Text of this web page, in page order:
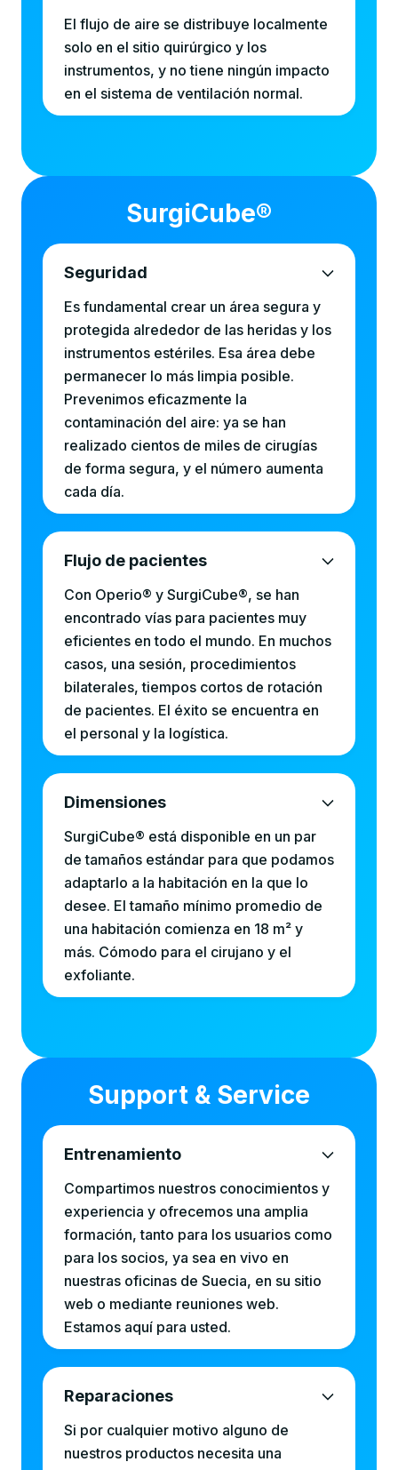
El flujo de aire se distribuye localmente
solo en el sitio quirúrgico y los
instrumentos, y no tiene ningún impacto
en el sistema de ventilación normal.
SurgiCube®
Seguridad
Es fundamental crear un área segura y
protegida alrededor de las heridas y los
instrumentos estériles. Esa área debe
permanecer lo más limpia posible.
Prevenimos eficazmente la
contaminación del aire: ya se han
realizado cientos de miles de cirugías
de forma segura, y el número aumenta
cada día.
Flujo de pacientes
Con Operio® y SurgiCube®, se han
encontrado vías para pacientes muy
eficientes en todo el mundo. En muchos
casos, una sesión, procedimientos
bilaterales, tiempos cortos de rotación
de pacientes. El éxito se encuentra en
el personal y la logística.
Dimensiones
SurgiCube® está disponible en un par
de tamaños estándar para que podamos
adaptarlo a la habitación en la que lo
desee. El tamaño mínimo promedio de
una habitación comienza en 18 m² y
más. Cómodo para el cirujano y el
exfoliante.
Support & Service
Entrenamiento
Compartimos nuestros conocimientos y
experiencia y ofrecemos una amplia
formación, tanto para los usuarios como
para los socios, ya sea en vivo en
nuestras oficinas de Suecia, en su sitio
web o mediante reuniones web.
Estamos aquí para usted.
Reparaciones
Si por cualquier motivo alguno de
nuestros productos necesita una